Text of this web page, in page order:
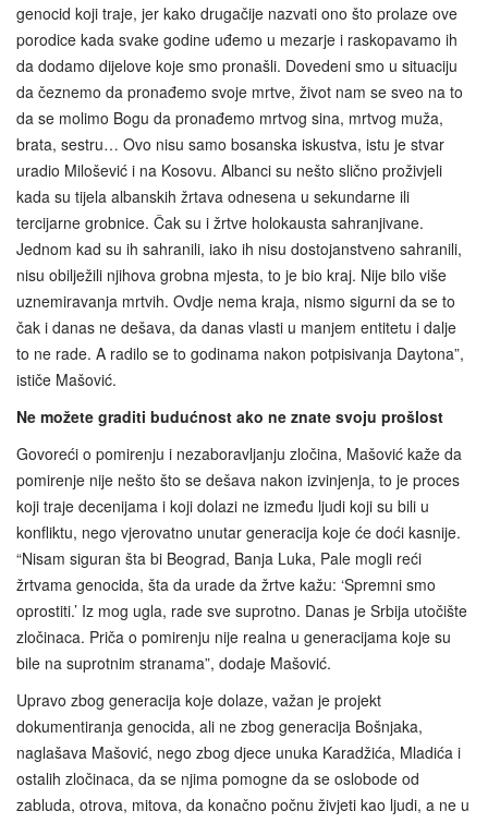
genocid koji traje, jer kako drugačije nazvati ono što prolaze ove
porodice kada svake godine uđemo u mezarje i raskopavamo ih
da dodamo dijelove koje smo pronašli. Dovedeni smo u situaciju
da čeznemo da pronađemo svoje mrtve, život nam se sveo na to
da se molimo Bogu da pronađemo mrtvog sina, mrtvog muža,
brata, sestru… Ovo nisu samo bosanska iskustva, istu je stvar
uradio Milošević i na Kosovu. Albanci su nešto slično proživjeli
kada su tijela albanskih žrtava odnesena u sekundarne ili
tercijarne grobnice. Čak su i žrtve holokausta sahranjivane.
Jednom kad su ih sahranili, iako ih nisu dostojanstveno sahranili,
nisu obilježili njihova grobna mjesta, to je bio kraj. Nije bilo više
uznemiravanja mrtvih. Ovdje nema kraja, nismo sigurni da se to
čak i danas ne dešava, da danas vlasti u manjem entitetu i dalje
to ne rade. A radilo se to godinama nakon potpisivanja Daytona”,
ističe Mašović.
Ne možete graditi budućnost ako ne znate svoju prošlost
Govoreći o pomirenju i nezaboravljanju zločina, Mašović kaže da
pomirenje nije nešto što se dešava nakon izvinjenja, to je proces
koji traje decenijama i koji dolazi ne između ljudi koji su bili u
konfliktu, nego vjerovatno unutar generacija koje će doći kasnije.
“Nisam siguran šta bi Beograd, Banja Luka, Pale mogli reći
žrtvama genocida, šta da urade da žrtve kažu: ‘Spremni smo
oprostiti.’ Iz mog ugla, rade sve suprotno. Danas je Srbija utočište
zločinaca. Priča o pomirenju nije realna u generacijama koje su
bile na suprotnim stranama”, dodaje Mašović.
Upravo zbog generacija koje dolaze, važan je projekt
dokumentiranja genocida, ali ne zbog generacija Bošnjaka,
naglašava Mašović, nego zbog djece unuka Karadžića, Mladića i
ostalih zločinaca, da se njima pomogne da se oslobode od
zabluda, otrova, mitova, da konačno počnu živjeti kao ljudi, a ne u